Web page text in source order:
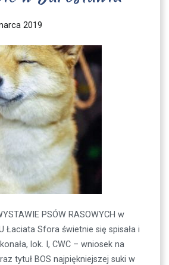
2019
PSÓW RASOWYCH w
Łaciata Sfora świetnie się spisała i
lok. I, CWC – wniosek na
tytuł BOS najpiękniejszej suki w